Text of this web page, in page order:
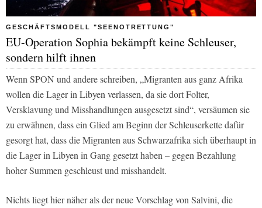
GESCHÄFTSMODELL "SEENOTRETTUNG"
EU-Operation Sophia bekämpft keine Schleuser,
sondern hilft ihnen
Wenn SPON und andere schreiben, „Migranten aus ganz Afrika
wollen die Lager in Libyen verlassen, da sie dort Folter,
Versklavung und Misshandlungen ausgesetzt sind“, versäumen sie
zu erwähnen, dass ein Glied am Beginn der Schleuserkette dafür
gesorgt hat, dass die Migranten aus Schwarzafrika sich überhaupt in
die Lager in Libyen in Gang gesetzt haben – gegen Bezahlung
hoher Summen geschleust und misshandelt.
Nichts liegt hier näher als der neue Vorschlag von Salvini, die